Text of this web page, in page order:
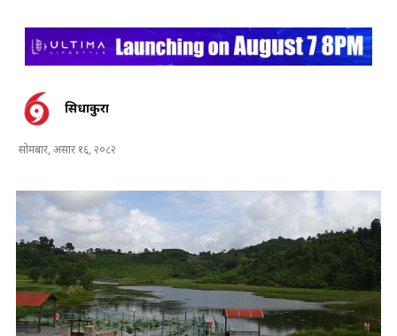
सिधाकुरा
सोमबार, असार १६, २०८२